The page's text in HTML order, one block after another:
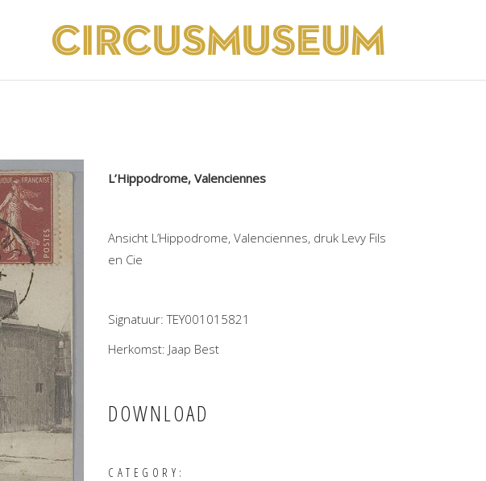
L’Hippodrome, Valenciennes
Ansicht L’Hippodrome, Valenciennes, druk Levy Fils
en Cie
Signatuur: TEY001015821
Herkomst: Jaap Best
DOWNLOAD
CATEGORY: